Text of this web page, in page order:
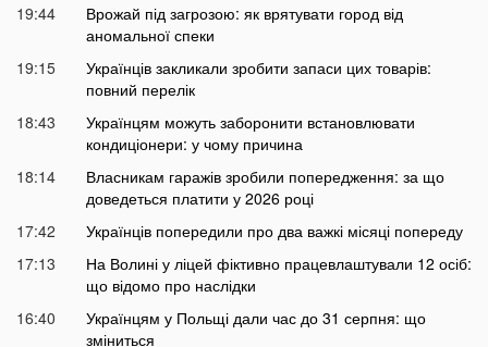
19:44
Врожай під загрозою: як врятувати город від
аномальної спеки
19:15
Українців закликали зробити запаси цих товарів:
повний перелік
18:43
Українцям можуть заборонити встановлювати
кондиціонери: у чому причина
18:14
Власникам гаражів зробили попередження: за що
доведеться платити у 2026 році
17:42
Українців попередили про два важкі місяці попереду
17:13
На Волині у ліцей фіктивно працевлаштували 12 осіб:
що відомо про наслідки
16:40
Українцям у Польщі дали час до 31 серпня: що
зміниться